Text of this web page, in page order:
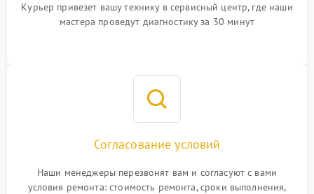
Курьер привезет вашу технику в сервисный центр, где наши
мастера проведут диагностику за 30 минут
Согласование условий
Наши менеджеры перезвонят вам и согласуют с вами
условия ремонта: стоимость ремонта, сроки выполнения,